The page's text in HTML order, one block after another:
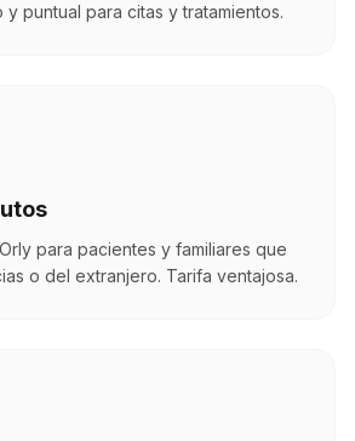
puntual para citas y tratamientos.
para pacientes y familiares que
o del extranjero. Tarifa ventajosa.